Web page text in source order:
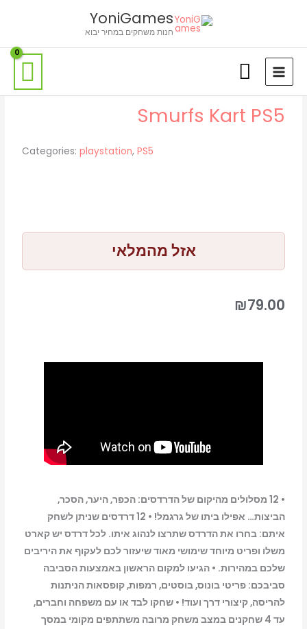
YoniGames
חנות משחקים במחיר יבוא
Smurfs Kart PS5
Categories: playstation,PS5
אזל מהמלאי
₪79.00
• 12 מסלולים מהיקום של הדרדסים: הכפר, היער, הסכר,
הביצות… אפילו ביתו של גרגמל! • 12 דרדסים שניתן לשחק
איתם: בחרו את הדרדס שתרצו לנהוג איתו. לכל דרדס יש קארט
משלו ופריט מיוחד שימושי מאוד שיעזור לכם לעקוף את היריבים
שלכם במהירות. • הגיעו למקום הראשון באמצעות הסביבה
סביבכם: פריטי בונוס, בוסטים, רמפות, קופסאות הניתנות
להריסה, קיצורי דרך ועוד! • שחקו לבד או עם משפחה וחברים,
עד 4 שחקנים במצב משחק מרובה משתתפים מקומי במסך